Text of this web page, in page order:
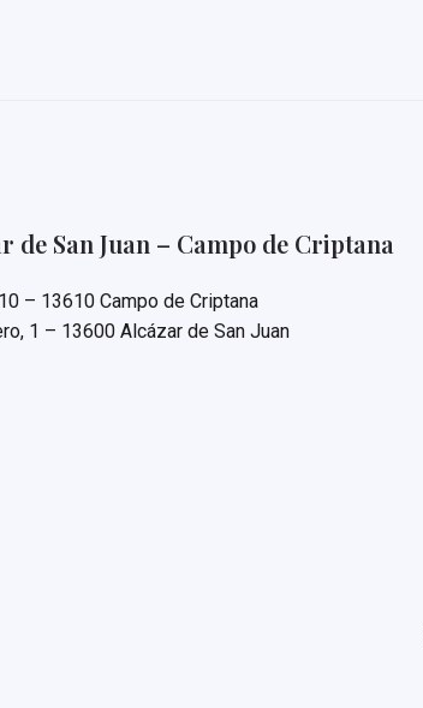
de San Juan – Campo de Criptana
– 13610 Campo de Criptana
1 – 13600 Alcázar de San Juan